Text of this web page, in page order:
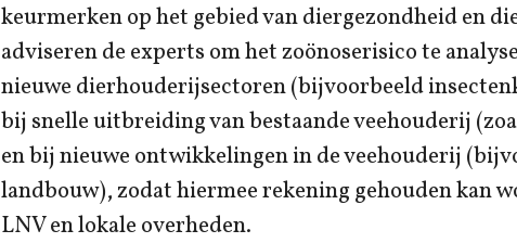
keurmerken op het gebied van diergezondheid en
adviseren de experts om het zoönoserisico te
nieuwe dierhouderijsectoren (bijvoorbeeld
bij snelle uitbreiding van bestaande veehouderij
en bij nieuwe ontwikkelingen in de veehouderij
landbouw), zodat hiermee rekening gehouden kan
LNV en lokale overheden.